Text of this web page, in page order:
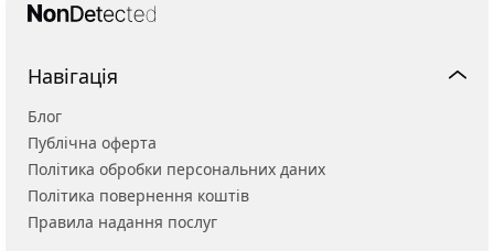
Навігація
Блог
Публічна оферта
Політика обробки персональних даних
Політика повернення коштів
Правила надання послуг